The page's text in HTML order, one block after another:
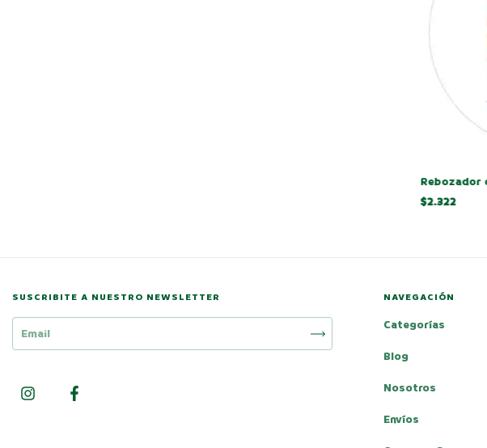
Rebozador
$2.322
SUSCRIBITE A NUESTRO NEWSLETTER NAVEGACIÓN
Categorías
Blog
Nosotros
Envíos